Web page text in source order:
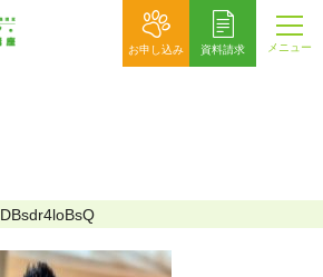
お申し込み 資料請求 メニュー
DBsdr4loBsQ